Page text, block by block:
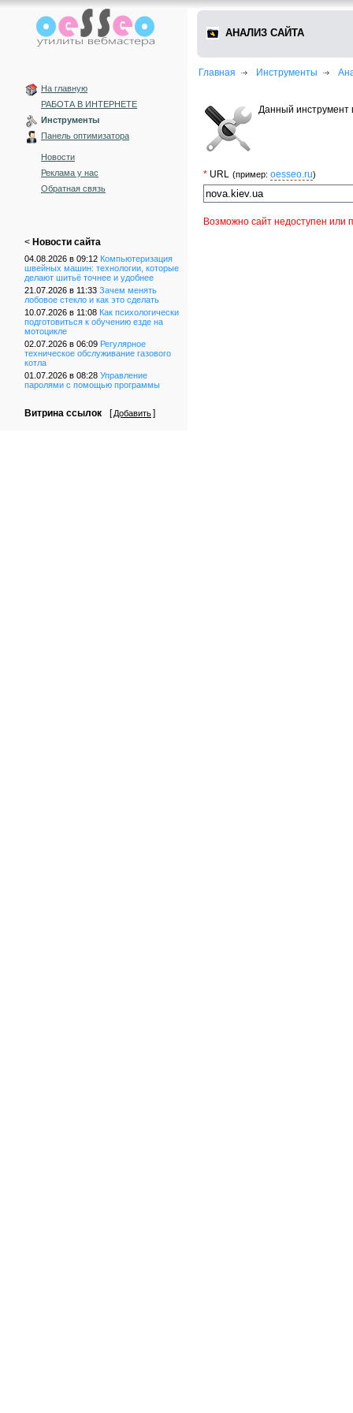
На главную
РАБОТА В ИНТЕРНЕТЕ
Инструменты
Панель оптимизатора
Новости
Реклама у нас
Обратная связь
< Новости сайта
04.08.2026 в 09:12 Компьютеризация
швейных машин: технологии, которые
делают шитьё точнее и удобнее
21.07.2026 в 11:33 Зачем менять
лобовое стекло и как это сделать
10.07.2026 в 11:08 Как психологически
подготовиться к обучению езде на
мотоцикле
02.07.2026 в 06:09 Регулярное
техническое обслуживание газового
котла
01.07.2026 в 08:28 Управление
паролями с помощью программы
Витрина ссылок [ Добавить]
АНАЛИЗ САЙТА
Главная Инструменты
Данный инструмент
* URL (пример: oesseo.ru)
Возможно сайт недоступен или